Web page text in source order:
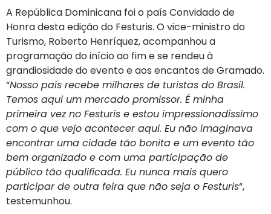
A República Dominicana foi o país Convidado de
Honra desta edição do Festuris. O vice-ministro do
Turismo, Roberto Henríquez, acompanhou a
programação do início ao fim e se rendeu à
grandiosidade do evento e aos encantos de Gramado.
“Nosso país recebe milhares de turistas do Brasil.
Temos aqui um mercado promissor. É minha
primeira vez no Festuris e estou impressionadíssimo
com o que vejo acontecer aqui. Eu não imaginava
encontrar uma cidade tão bonita e um evento tão
bem organizado e com uma participação de
público tão qualificada. Eu nunca mais quero
participar de outra feira que não seja o Festuris“,
testemunhou.